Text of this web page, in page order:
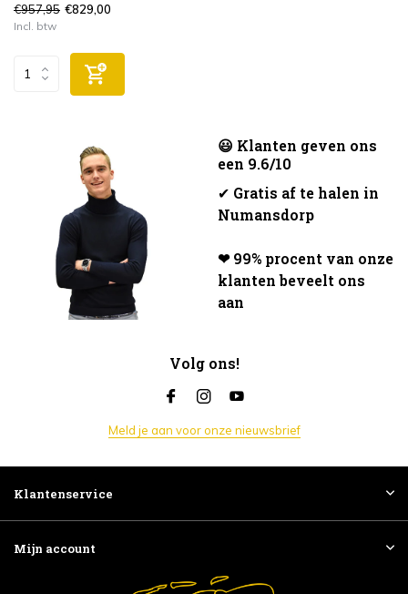
€957,95 €829,00
Incl. btw
😃 Klanten geven ons
een 9.6/10
✔ Gratis af te halen in
Numansdorp
❤ 99% procent van onze
klanten beveelt ons
aan
Volg ons!
Meld je aan voor onze nieuwsbrief
Klantenservice
Mijn account